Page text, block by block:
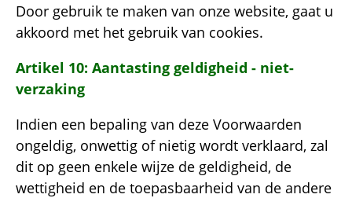
Door gebruik te maken van onze website, gaat u
akkoord met het gebruik van cookies.
Artikel 10: Aantasting geldigheid - niet-
verzaking
Indien een bepaling van deze Voorwaarden
ongeldig, onwettig of nietig wordt verklaard, zal
dit op geen enkele wijze de geldigheid, de
wettigheid en de toepasbaarheid van de andere